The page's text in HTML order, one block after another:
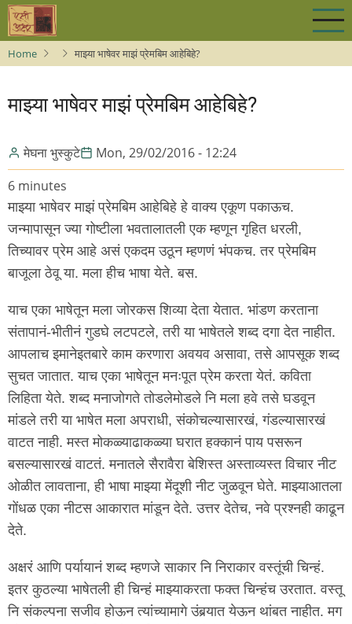
Skip
main
content
Home माझ्या भाषेवर माझं प्रेमबिम आहेबिहे?
माझ्या भाषेवर माझं प्रेमबिम आहेबिहे?
मेघना भुस्कुटे
Mon, 29/02/2016 - 12:24
6 minutes
माझ्या भाषेवर माझं प्रेमबिम आहेबिहे हे वाक्य एकूण पकाऊच.
जन्मापासून ज्या गोष्टीला भवतालातली एक म्हणून गृहित धरली,
तिच्यावर प्रेम आहे असं एकदम उठून म्हणणं भंपकच. तर प्रेमबिम
बाजूला ठेवू या. मला हीच भाषा येते. बस.
याच एका भाषेतून मला जोरकस शिव्या देता येतात. भांडण करताना
संतापानं-भीतीनं गुडघे लटपटले, तरी या भाषेतले शब्द दगा देत नाहीत.
आपलाच इमानेइतबारे काम करणारा अवयव असावा, तसे आपसूक शब्द
सुचत जातात. याच एका भाषेतून मनःपूत प्रेम करता येतं. कविता
लिहिता येते. शब्द मनाजोगते तोडलेमोडले नि मला हवे तसे घडवून
मांडले तरी या भाषेत मला अपराधी, संकोचल्यासारखं, गंडल्यासारखं
वाटत नाही. मस्त मोकळ्याढाकळ्या घरात हक्कानं पाय पसरून
बसल्यासारखं वाटतं. मनातले सैरावैरा बेशिस्त अस्ताव्यस्त विचार नीट
ओळीत लावताना, ही भाषा माझ्या मेंदूशी नीट जुळवून घेते. माझ्याआतला
गोंधळ एका नीटस आकारात मांडून देते. उत्तर देतेच, नवे प्रश्नही काढून
देते.
अक्षरं आणि पर्यायानं शब्द म्हणजे साकार नि निराकार वस्तूंची चिन्हं.
इतर कुठल्या भाषेतली ही चिन्हं माझ्याकरता फक्त चिन्हंच उरतात. वस्तू
नि संकल्पना सजीव होऊन त्यांच्यामागे उंबर्‍यात येऊन थांबत नाहीत. मग